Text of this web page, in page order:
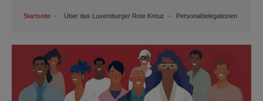
Startseite Über das Luxemburger Rote Kreuz Personaldelegationen